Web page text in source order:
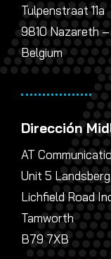
Tulpenstraat 11a
9810 Nazareth
Belgium
Dirección
AT
Unit 5 Landsberg
Lichfield Road
Tamworth
B79 7XB